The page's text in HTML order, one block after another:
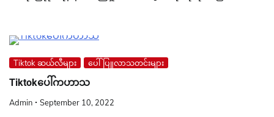
Tiktok ဆယ်လီများ ပေါ်ပြူလာသတင်းများ
Tiktokပေါ်ကဟာသ
Admin September 10, 2022